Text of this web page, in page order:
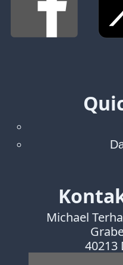
Datenschutz
Markenrecht
TV
Michael
40213